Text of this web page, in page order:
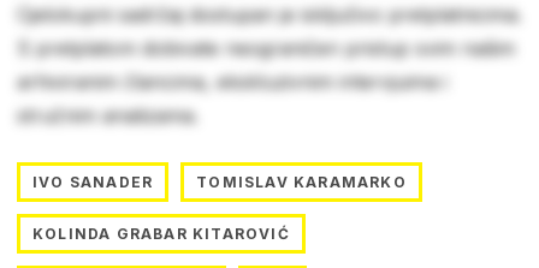
Cjelokupni sadržaj dostupan je isključivo pretplatnicima.
S pretplatom dobivate neograničen pristup svim našim
arhiviranim člancima, ekskluzivnim intervjuima i
stručnim analizama.
IVO SANADER TOMISLAV KARAMARKO
KOLINDA GRABAR KITAROVIĆ